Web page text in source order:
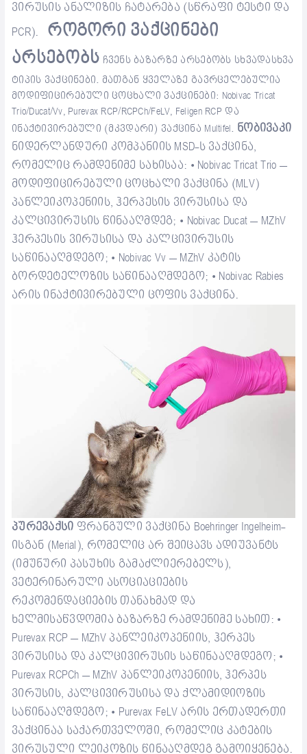
ვირუსის ანალიზის ჩატარება (სწრაფი ტესტი და
PCR).
როგორი ვაქცინები
არსებობს ჩვენს ბაზარზე არსებობს სხვადასხვა
ტიპის ვაქცინები. მათგან ყველაზე გავრცელებულია
მოდიფიცირებული ცოცხალი ვაქცინები: Nobivac Tricat
Trio/Ducat/Vv, Purevax RCP/RCPCh/FeLV, Feligen RCP და
ინაქტივირებული (მკვდარი) ვაქცინა Multifel. ნობივაკი
ნიდერლანდური კომპანიის MSD-ს ვაქცინა,
რომელიც რამდენიმე სახისაა: • Nobivac Tricat Trio –
მოდიფიცირებული ცოცხალი ვაქცინა (MLV)
პანლეიკოპენიის, ჰერპესის ვირუსისა და
კალცივირუსის წინააღმდეგ; • Nobivac Ducat – MZhV
ჰერპესის ვირუსისა და კალცივირუსის
საწინააღმდეგო; • Nobivac Vv – MZhV კატის
ბორდეტელოზის საწინააღმდეგო; • Nobivac Rabies
არის ინაქტივირებული ცოფის ვაქცინა.
პურევაქსი ფრანგული ვაქცინა Boehringer Ingelheim-
ისგან (Merial), რომელიც არ შეიცავს ადიუვანტს
(იმუნური პასუხის გამაძლიერებელს),
ვეტერინარული ასოციაციების
რეკომენდაციების თანახმად და
ხელმისაწვდომია ბაზარზე რამდენიმე სახით : •
Purevax RCP – MZhV პანლეიკოპენიის, ჰერპეს
ვირუსისა და კალცივირუსის საწინააღმდეგო ; •
Purevax RCPCh – MZhV პანლეიკოპენიის, ჰერპეს
ვირუსის, კალცივირუსისა და ქლამიდიოზის
საწინააღმდეგო ; • Purevax FeLV არის ერთადერთი
ვაქცინაა საქართველოში, რომელიც კატების
ვირუსული ლეიკოზის წინააღმდეგ გამოიყენება.